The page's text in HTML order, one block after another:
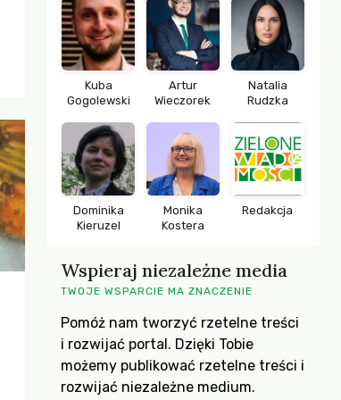
Kuba
Gogolewski
Artur
Wieczorek
Natalia
Rudzka
Dominika
Kieruzel
Monika
Kostera
Redakcja
Wspieraj niezależne media
TWOJE WSPARCIE MA ZNACZENIE
Pomóż nam tworzyć rzetelne treści
i rozwijać portal. Dzięki Tobie
możemy publikować rzetelne treści i
rozwijać niezależne medium.